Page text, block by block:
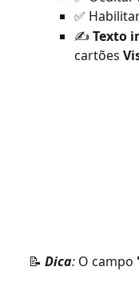
✅
✍️ Texto
cartões
         📝
Dica: O campo